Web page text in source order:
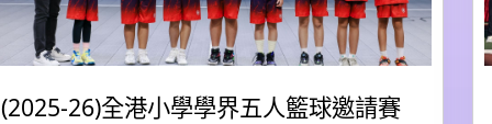
(2025-26)全港小學學界五人籃球邀請賽